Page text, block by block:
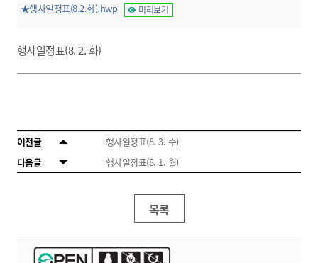
★행사일정표(8.2.화).hwp 미리보기
행사일정표(8. 2. 화)
이전글
행사일정표(8. 3. 수)
다음글
행사일정표(8. 1. 월)
목록